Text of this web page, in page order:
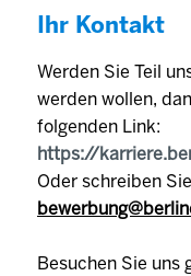
Ihr Kontakt
Werden Sie Teil
werden wollen,
folgenden Link:
https://
Oder schreiben
Besuchen Sie uns